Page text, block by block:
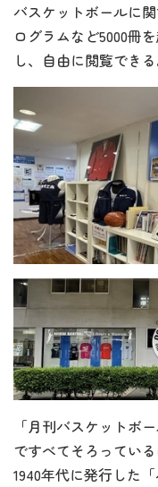
バスケットボールに
ログラムなど5000冊
し、自由に閲覧できる
「月刊バスケットボ
ですべてそろってい
1940年代に発行した